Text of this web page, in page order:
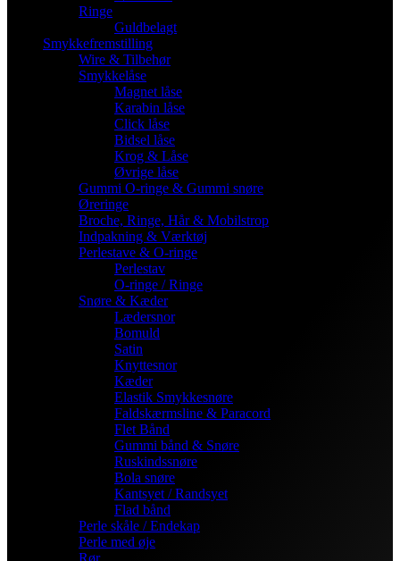
Ringe
Guldbelagt
Smykkefremstilling
Wire & Tilbehør
Smykkelåse
Magnet låse
Karabin låse
Click låse
Bidsel låse
Krog & Låse
Øvrige låse
Gummi O-ringe & Gummi snøre
Øreringe
Broche, Ringe, Hår & Mobilstrop
Indpakning & Værktøj
Perlestave & O-ringe
Perlestav
O-ringe / Ringe
Snøre & Kæder
Lædersnor
Bomuld
Satin
Knyttesnor
Kæder
Elastik Smykkesnøre
Faldskærmsline & Paracord
Flet Bånd
Gummi bånd & Snøre
Ruskindssnøre
Bola snøre
Kantsyet / Randsyet
Flad bånd
Perle skåle / Endekap
Perle med øje
Rør